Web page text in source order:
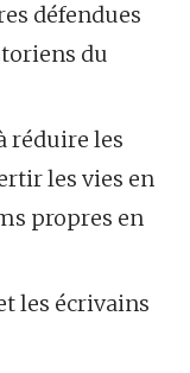
défendues
du
réduire les
les vies en
propres en
les écrivains